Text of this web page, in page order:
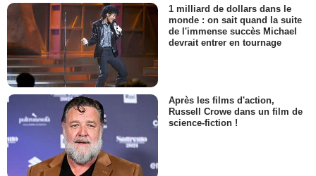
1 milliard de dollars dans le
monde : on sait quand la suite
de l'immense succès Michael
devrait entrer en tournage
Après les films d'action,
Russell Crowe dans un film de
science-fiction !